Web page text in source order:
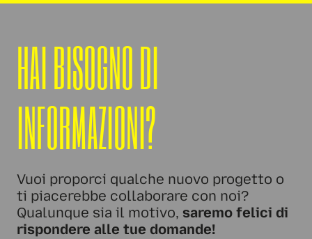
HAI BISOGNO DI
INFORMAZIONI?
Vuoi proporci qualche nuovo progetto o
ti piacerebbe collaborare con noi?
Qualunque sia il motivo, saremo felici di
rispondere alle tue domande!